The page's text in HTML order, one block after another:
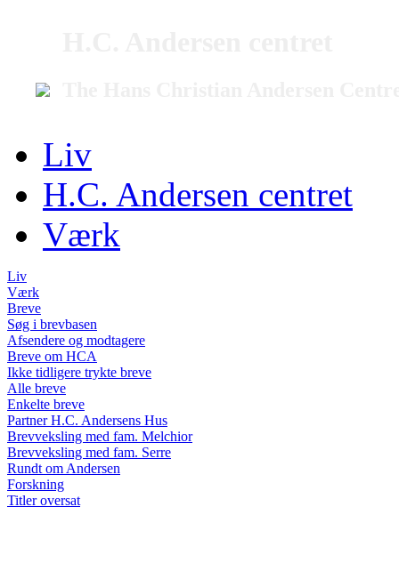
Liv
H.C. Andersen centret
Værk
Liv
Værk
Breve
Søg i brevbasen
Afsendere og modtagere
Breve om HCA
Ikke tidligere trykte breve
Alle breve
Enkelte breve
Partner H.C. Andersens Hus
Brevveksling med fam. Melchior
Brevveksling med fam. Serre
Rundt om Andersen
Forskning
Titler oversat